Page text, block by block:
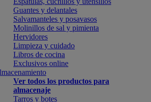
Guantes y delantales
Salvamanteles y posavasos
Molinillos de sal y pimienta
Hervidores
Limpieza y cuidado
Libros de cocina
Exclusivos online
Ver todos los productos para
almacenaje
Tarros y botes